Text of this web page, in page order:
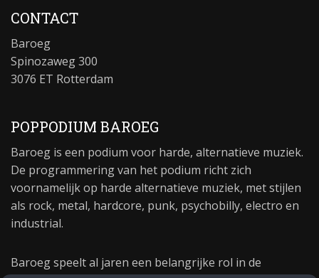
CONTACT
Baroeg
Spinozaweg 300
3076 ET Rotterdam
POPPODIUM BAROEG
Baroeg is een podium voor harde, alternatieve muziek.
De programmering van het podium richt zich
voornamelijk op harde alternatieve muziek, met stijlen
als rock, metal, hardcore, punk, psychobilly, electro en
industrial.
Baroeg speelt al jaren een belangrijke rol in de